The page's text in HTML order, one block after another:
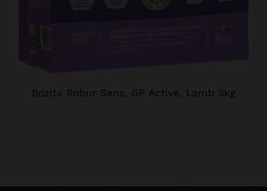
Bozita Robur Sens. GF Active, Lamb 3kg